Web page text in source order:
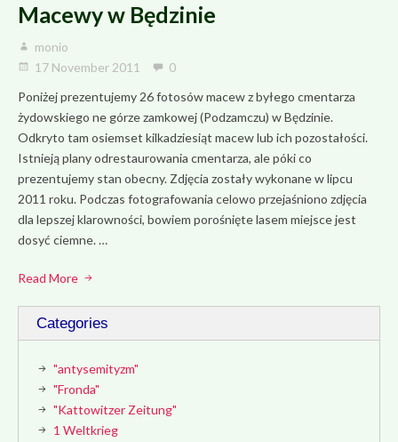
Macewy w Będzinie
monio
17 November 2011
0
Poniżej prezentujemy 26 fotosów macew z byłego cmentarza
żydowskiego ne górze zamkowej (Podzamczu) w Będzinie.
Odkryto tam osiemset kilkadziesiąt macew lub ich pozostałości.
Istnieją plany odrestaurowania cmentarza, ale póki co
prezentujemy stan obecny. Zdjęcia zostały wykonane w lipcu
2011 roku. Podczas fotografowania celowo przejaśniono zdjęcia
dla lepszej klarowności, bowiem porośnięte lasem miejsce jest
dosyć ciemne. …
Read More
Categories
"antysemityzm"
"Fronda"
"Kattowitzer Zeitung"
1 Weltkrieg